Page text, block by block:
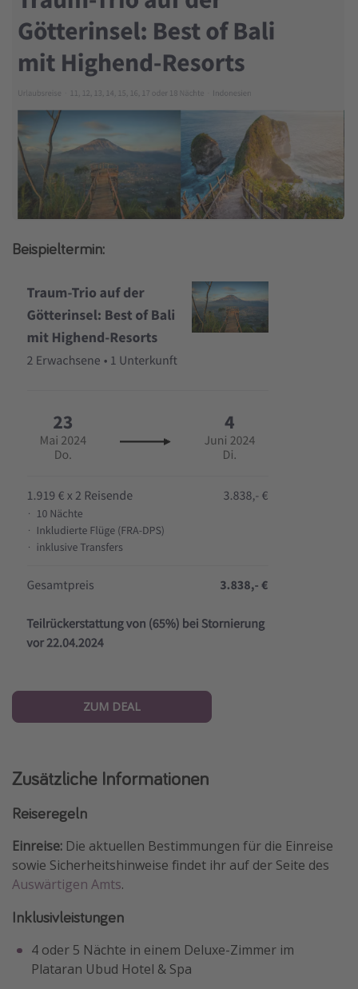
Beispieltermin:
ZUM DEAL
Zusätzliche Informationen
Reiseregeln
Einreise: Die aktuellen Bestimmungen für die Einreise
sowie Sicherheitshinweise findet ihr auf der Seite des
Auswärtigen Amts.
Inklusivleistungen
4 oder 5 Nächte in einem Deluxe-Zimmer im
Plataran Ubud Hotel & Spa